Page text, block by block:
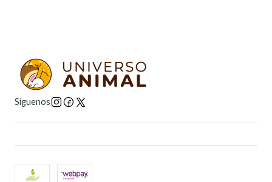
Síguenos